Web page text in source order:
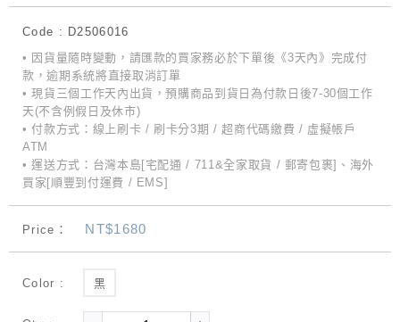
Code : D2506016
• 因貨量隨時變動，請匯款的買家務必於下單後《3天內》完成付
款，逾期系統將直接取消訂單
• 現貨三個工作天內出貨，預購商品到貨日為付款日後7-30個工作
天(不含例假日及休市)
• 付款方式：線上刷卡 / 刷卡分3期 / 超商代碼繳費 / 虛擬帳戶
ATM
• 運送方式：台灣本島[宅配通 / 711&全家取貨 / 郵寄包裹]、海外
買家[順豐到付運費 / EMS]
Price： NT$1680
Color : 黑